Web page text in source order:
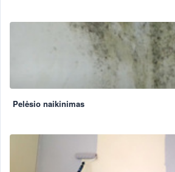
Pelėsio naikinimas